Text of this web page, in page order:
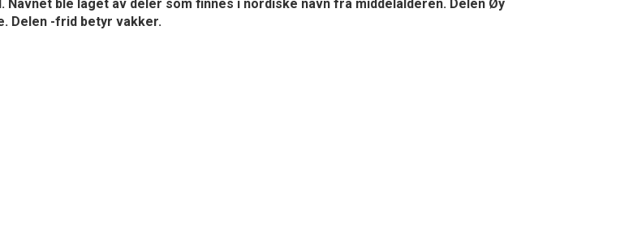
ble laget av deler som finnes i nordiske navn fra middelalderen. Delen Øy
Delen -frid betyr vakker.